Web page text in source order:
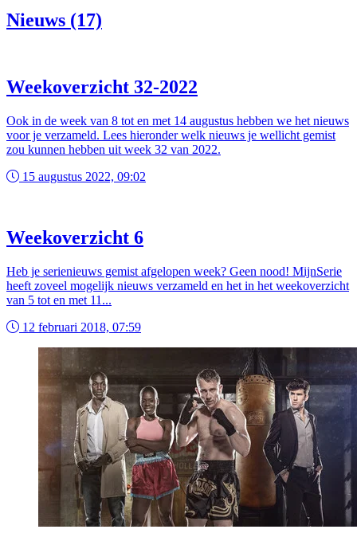
Nieuws (17)
Weekoverzicht 32-2022
Ook in de week van 8 tot en met 14 augustus hebben we het nieuws
voor je verzameld. Lees hieronder welk nieuws je wellicht gemist
zou kunnen hebben uit week 32 van 2022.
15 augustus 2022, 09:02
Weekoverzicht 6
Heb je serienieuws gemist afgelopen week? Geen nood! MijnSerie
heeft zoveel mogelijk nieuws verzameld en het in het weekoverzicht
van 5 tot en met 11...
12 februari 2018, 07:59